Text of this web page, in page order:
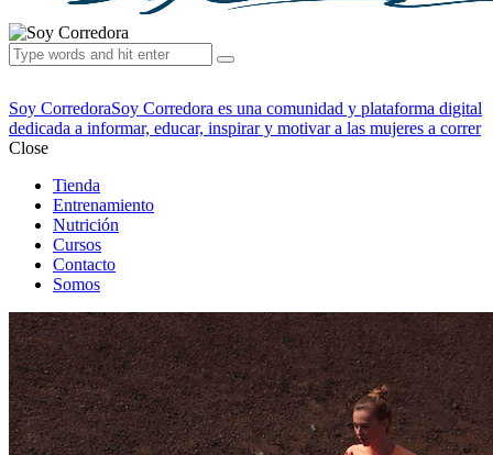
Soy CorredoraSoy Corredora es una comunidad y plataforma digital
dedicada a informar, educar, inspirar y motivar a las mujeres a correr
Close
Tienda
Entrenamiento
Nutrición
Cursos
Contacto
Somos